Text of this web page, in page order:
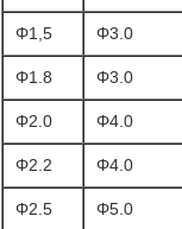
Φ1,5 Φ3.0
Φ1.8 Φ3.0
Φ2.0 Φ4.0
Φ2.2 Φ4.0
Φ2.5 Φ5.0